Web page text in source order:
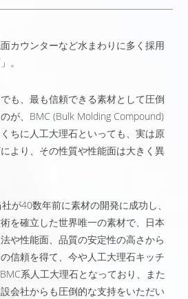
カウンターなど水まわりに多く採用
。
も、最も信頼できる素材として圧倒
が、BMC (Bulk Molding Compound)
ちに人工大理石といっても、実は原
より、その性質や性能面は大きく異
が40数年前に素材の開発に成功し、
を確立した世界唯一の素材で、日本
や性能面、品質の安定性の高さから
信頼を得て、今や人工大理石キッチ
系人工大理石となっており、また
会社からも圧倒的な支持をいただい